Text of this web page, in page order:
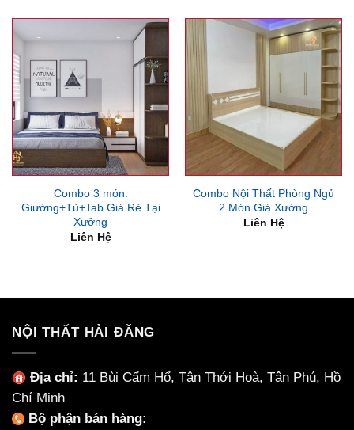
Combo 3 món:
Giường+Tủ+Tab Giá Rẻ Tại
Xưởng
Liên Hệ
Combo Nội Thất Phòng Ngủ
2 Món Giá Xưởng
Liên Hệ
NỘI THẤT HẢI ĐĂNG
Địa chỉ: 11 Bùi Cẩm Hổ, Tân Thới Hoà, Tân Phú, Hồ
Chí Minh
Bộ phận bán hàng: